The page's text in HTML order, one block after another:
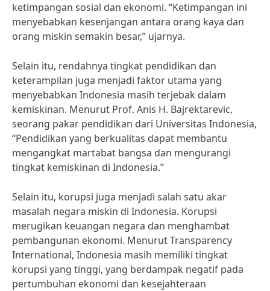
ketimpangan sosial dan ekonomi. “Ketimpangan ini
menyebabkan kesenjangan antara orang kaya dan
orang miskin semakin besar,” ujarnya.
Selain itu, rendahnya tingkat pendidikan dan
keterampilan juga menjadi faktor utama yang
menyebabkan Indonesia masih terjebak dalam
kemiskinan. Menurut Prof. Anis H. Bajrektarevic,
seorang pakar pendidikan dari Universitas Indonesia,
“Pendidikan yang berkualitas dapat membantu
mengangkat martabat bangsa dan mengurangi
tingkat kemiskinan di Indonesia.”
Selain itu, korupsi juga menjadi salah satu akar
masalah negara miskin di Indonesia. Korupsi
merugikan keuangan negara dan menghambat
pembangunan ekonomi. Menurut Transparency
International, Indonesia masih memiliki tingkat
korupsi yang tinggi, yang berdampak negatif pada
pertumbuhan ekonomi dan kesejahteraan